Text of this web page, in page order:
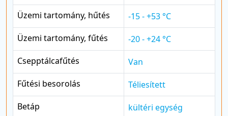
Üzemi tartomány, hűtés
-15 - +53 °C
Üzemi tartomány, fűtés
-20 - +24 °C
Csepptálcafűtés
Van
Fűtési besorolás
Téliesített
Betáp
kültéri egység